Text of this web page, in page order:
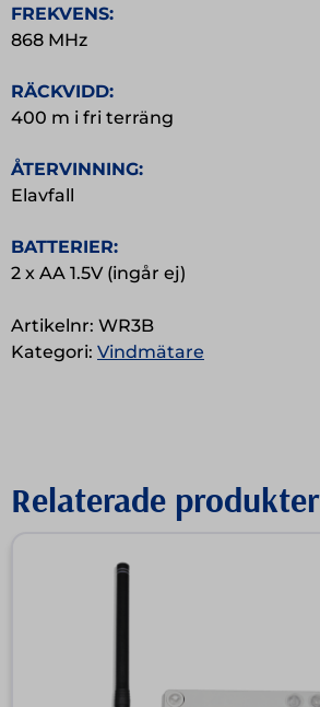
FREKVENS:
868 MHz
RÄCKVIDD:
400 m i fri terräng
ÅTERVINNING:
Elavfall
BATTERIER:
2 x AA 1.5V (ingår ej)
Artikelnr: WR3B
Kategori: Vindmätare
Relaterade produkter